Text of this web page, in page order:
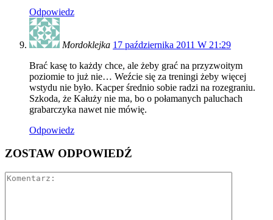
Odpowiedz
Mordoklejka 17 października 2011 W 21:29
Brać kasę to każdy chce, ale żeby grać na przyzwoitym
poziomie to już nie… Weźcie się za treningi żeby więcej
wstydu nie było. Kacper średnio sobie radzi na rozegraniu.
Szkoda, że Kałuży nie ma, bo o połamanych paluchach
grabarczyka nawet nie mówię.
Odpowiedz
ZOSTAW ODPOWIEDŹ